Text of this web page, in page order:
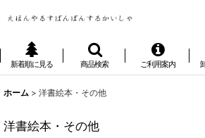
新着順に見る 商品検索 ご利用案内
ホーム > 洋書絵本・その他
洋書絵本・その他